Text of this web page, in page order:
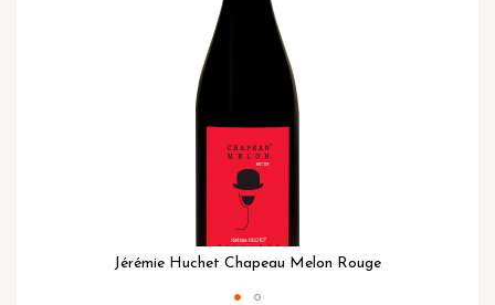
Jérémie Huchet Chapeau Melon Rouge